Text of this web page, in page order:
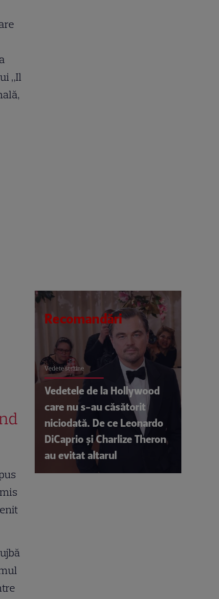
„Il
Recomandări
Vedete străine
Vedetele de la Hollywood
care nu s-au căsătorit
niciodată. De ce Leonardo
DiCaprio și Charlize Theron
au evitat altarul